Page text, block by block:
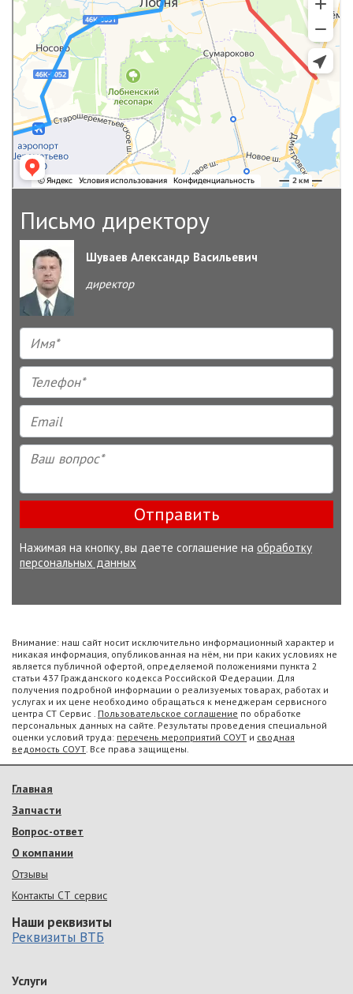
Письмо директору
Шуваев Александр Васильевич
директор
Отправить
Нажимая на кнопку, вы даете соглашение на обработку
персональных данных
Внимание: наш сайт носит исключительно информационный характер и
никакая информация, опубликованная на нём, ни при каких условиях не
является публичной офертой, определяемой положениями пункта 2
статьи 437 Гражданского кодекса Российской Федерации. Для
получения подробной информации о реализуемых товарах, работах и
услугах и их цене необходимо обращаться к менеджерам сервисного
центра СТ Сервис . Пользовательское соглашение по обработке
персональных данных на сайте. Результаты проведения специальной
оценки условий труда: перечень мероприятий СОУТ и сводная
ведомость СОУТ . Все права защищены.
Главная
Запчасти
Вопрос-ответ
О компании
Отзывы
Контакты СТ сервис
Наши реквизиты
Реквизиты ВТБ
Услуги